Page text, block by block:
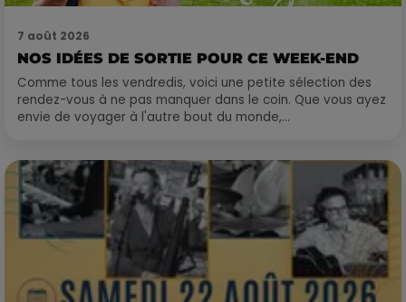
7 août 2026
NOS IDÉES DE SORTIE POUR CE WEEK-END
Comme tous les vendredis, voici une petite sélection des
rendez-vous à ne pas manquer dans le coin. Que vous ayez
envie de voyager à l'autre bout du monde,...